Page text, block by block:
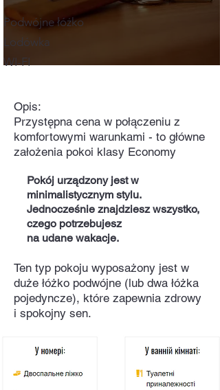
Podwójne łóżko
Lodówka
WI-FI
Opis:
Przystępna cena w połączeniu z
komfortowymi warunkami - to główne
założenia pokoi klasy Economy
Pokój urządzony jest w
minimalistycznym stylu.
Jednocześnie znajdziesz wszystko,
czego potrzebujesz
na udane wakacje.
Ten typ pokoju wyposażony jest w
duże łóżko podwójne (lub dwa łóżka
pojedyncze), które zapewnia zdrowy
i spokojny sen.